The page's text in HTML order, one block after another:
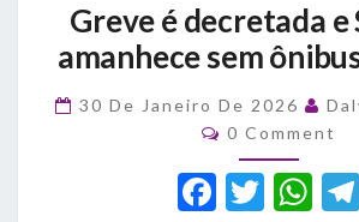
é
decretada
e
São
sem
ônibus
Greve é decretada e
amanhece sem
30 De Janeiro De 2026
Comments
0 Comment
F T W